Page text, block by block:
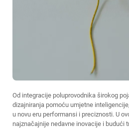
Od integracije poluprovodnika širokog
dizajniranja pomoću umjetne
u novu eru performansi i preciznosti. U
najznačajnije nedavne inovacije i budući